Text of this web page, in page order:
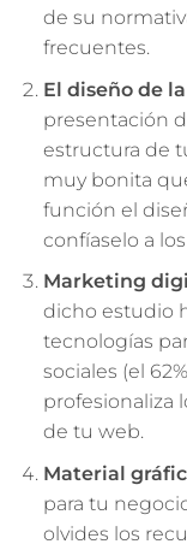
de su
frecuentes.
El diseño de
presentación
estructura de
muy bonita
función el
confíaselo a
Marketing
dicho estudio
tecnologías
sociales (el
profesionaliza
de tu web.
Material
para tu
olvides los